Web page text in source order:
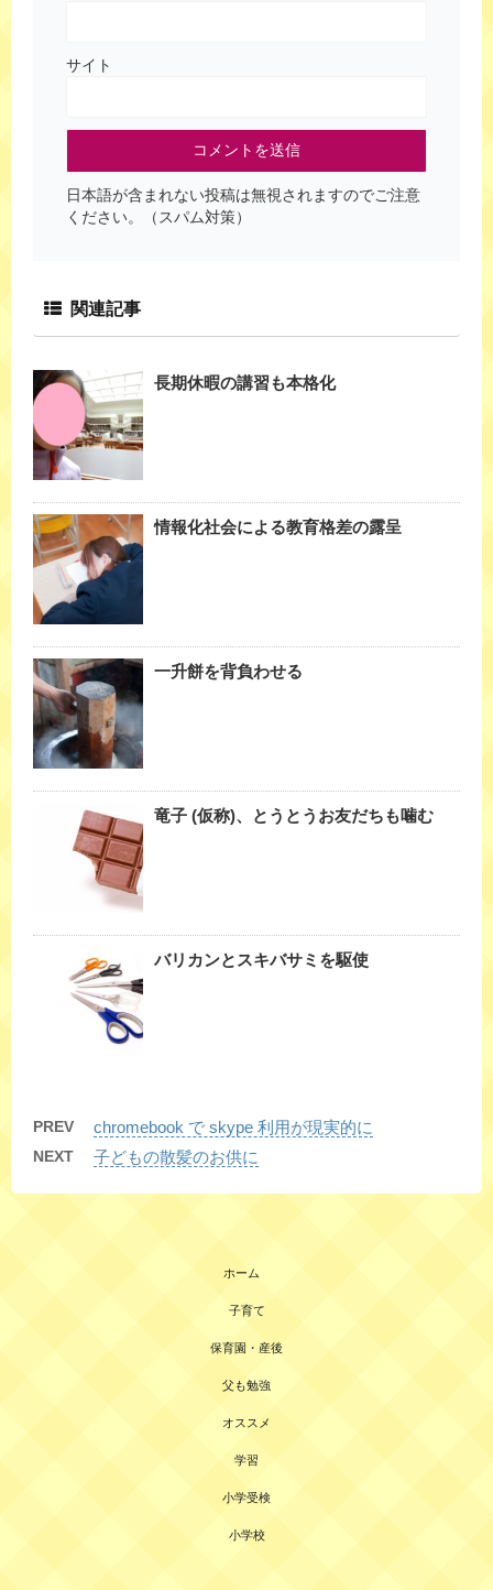
サイト
日本語が含まれない投稿は無視されますのでご注意
ください。（スパム対策）
関連記事
長期休暇の講習も本格化
情報化社会による教育格差の露呈
一升餅を背負わせる
竜子 (仮称)、とうとうお友だちも噛む
バリカンとスキバサミを駆使
PREV chromebook で skype 利用が現実的に
NEXT 子どもの散髪のお供に
ホーム
子育て
保育園・産後
父も勉強
オススメ
学習
小学受検
小学校